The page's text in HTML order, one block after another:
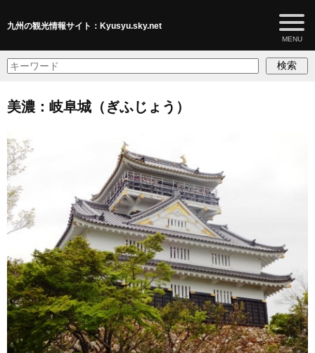
九州の観光情報サイト：Kyusyu.sky.net
検索
美濃：岐阜城（ぎふじょう）